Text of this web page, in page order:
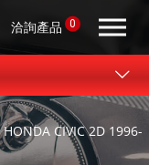
洽詢產品 0
HONDA CIVIC 2D 1996-